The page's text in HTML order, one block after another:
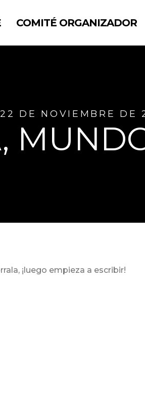
COMITÉ ORGANIZADOR
22 DE NOVIEMBRE DE
¡luego empieza a escribir!